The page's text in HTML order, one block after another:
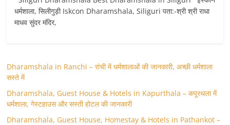
धर्मशाला, सिलीगुड़ी Iskcon Dharamshala, Siliguri पता:-श्री श्री राधा
माधव सुंदर मंदिर,
Dharamshala in Ranchi – रांची में धर्मशालाओं की जानकारी, अच्छी धर्मशाला
सस्ते में
Dharamshala, Guest House & Hotels in Kapurthala – कपूरथला में
धर्मशाला, गेस्टहाउस और सस्ती होटल की जानकारी
Dharamshala, Guest House, Homestay & Hotels in Pathankot –